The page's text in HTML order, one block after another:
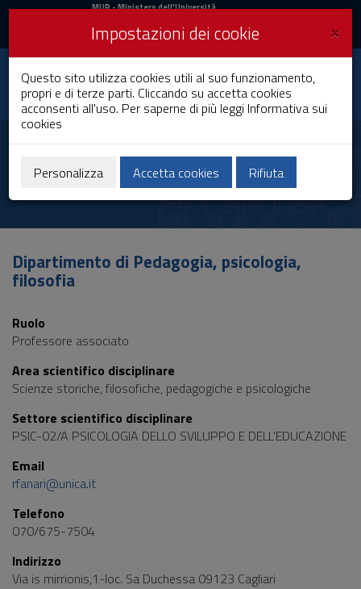
Vai
al
navigazione
sito
al
Footer
MIUR
Accedi
MUR- Ministero dell'Università
Accedi UniCA News
Toggle
navigation
Università degli
Studi di Cagliari
Rachele Fanari
Dipartimento di Pedagogia, psicologia,
filosofia
Ruolo
Professore associato
Area scientifico disciplinare
Scienze storiche, filosofiche, pedagogiche e psicologiche
Settore scientifico disciplinare
PSIC-02/A PSICOLOGIA DELLO SVILUPPO E DELL'EDUCAZIONE
Email
rfanari@unica.it
Telefono
070/675-7504
Indirizzo
Via is mirrionis,1-loc. Sa Duchessa 09123 Cagliari
×
Impostazioni dei cookie
Questo sito utilizza cookies utili al suo funzionamento,
propri e di terze parti. Cliccando su accetta cookies
acconsenti all'uso. Per saperne di più leggi Informativa sui
cookies
Personalizza Accetta cookies Rifiuta